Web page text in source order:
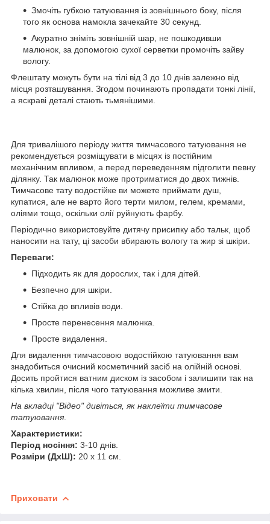
Змочіть губкою татуювання із зовнішнього боку, після
того як основа намокла зачекайте 30 секунд.
Акуратно зніміть зовнішній шар, не пошкодивши
малюнок, за допомогою сухої серветки промочіть зайву
вологу.
Флештату можуть бути на тілі від 3 до 10 днів залежно від
місця розташування. Згодом починають пропадати тонкі лінії,
а яскраві деталі стають тьмянішими.
Для тривалішого періоду життя тимчасового татуювання не
рекомендується розміщувати в місцях із постійним
механічним впливом, а перед переведенням підголити певну
ділянку. Так малюнок може протриматися до двох тижнів.
Тимчасове тату водостійке ви можете приймати душ,
купатися, але не варто його терти милом, гелем, кремами,
оліями тощо, оскільки олії руйнують фарбу.
Періодично використовуйте дитячу присипку або тальк, щоб
наносити на тату, ці засоби вбирають вологу та жир зі шкіри.
Переваги:
Підходить як для дорослих, так і для дітей.
Безпечно для шкіри.
Стійка до впливів води.
Просте перенесення малюнка.
Просте видалення.
Для видалення тимчасовою водостійкою татуювання вам
знадобиться очисний косметичний засіб на олійній основі.
Досить пройтися ватним диском із засобом і залишити так на
кілька хвилин, після чого татуювання можливе змити.
На вкладці "Відео" дивіться, як наклеїти тимчасове
татуювання
Характеристики:
Період носіння: 3-10 днів.
Розміри (ДхШ): 20 х 11 см.
Приховати